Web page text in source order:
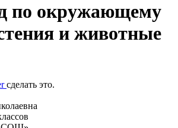
по окружающему
и животные
сделать это.